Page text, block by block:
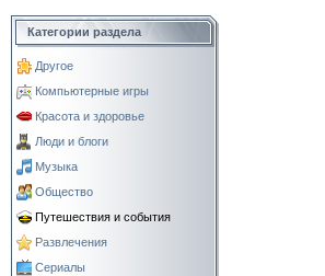
Категории раздела
Другое
Компьютерные игры
Красота и здоровье
Люди и блоги
Музыка
Общество
Путешествия и события
Развлечения
Сериалы